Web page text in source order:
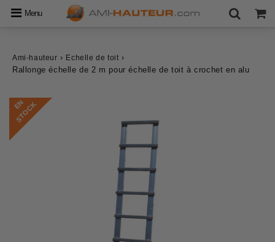
Menu
Ami-hauteur › Echelle de toit ›
Rallonge échelle de 2 m pour échelle de toit à crochet en alu
E
N
S
T
O
C
K